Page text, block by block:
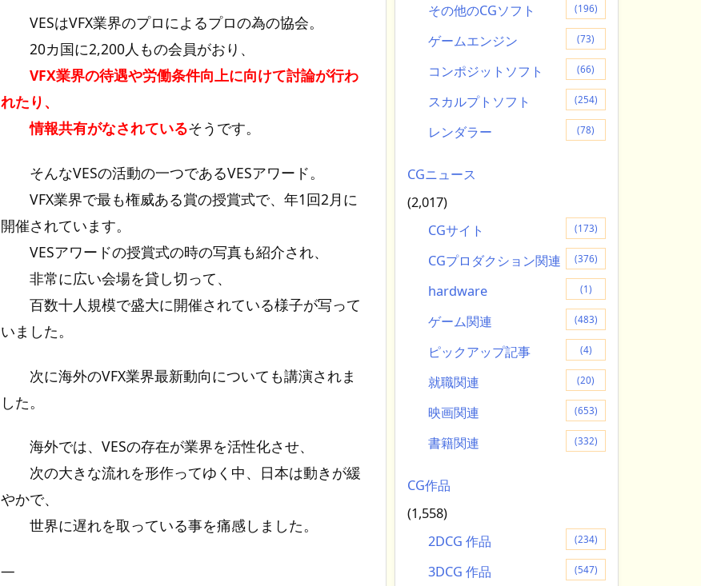
VESはVFX業界のプロによるプロの為の協会。
20カ国に2,200人もの会員がおり、
VFX業界の待遇や労働条件向上に向けて討論が行わ
れたり、
情報共有がなされているそうです。
そんなVESの活動の一つであるVESアワード。
VFX業界で最も権威ある賞の授賞式で、年1回2月に
開催されています。
VESアワードの授賞式の時の写真も紹介され、
非常に広い会場を貸し切って、
百数十人規模で盛大に開催されている様子が写って
いました。
次に海外のVFX業界最新動向についても講演されま
した。
海外では、VESの存在が業界を活性化させ、
次の大きな流れを形作ってゆく中、日本は動きが緩
やかで、
世界に遅れを取っている事を痛感しました。
—
その他のCGソフト (196)
ゲームエンジン (73)
コンポジットソフト (66)
スカルプトソフト (254)
レンダラー (78)
CGニュース
(2,017)
CGサイト
(173)
CGプロダクション関連 (376)
hardware (1)
ゲーム関連 (483)
ピックアップ記事 (4)
就職関連 (20)
映画関連 (653)
書籍関連 (332)
CG作品
(1,558)
2DCG 作品
(234)
3DCG 作品 (547)